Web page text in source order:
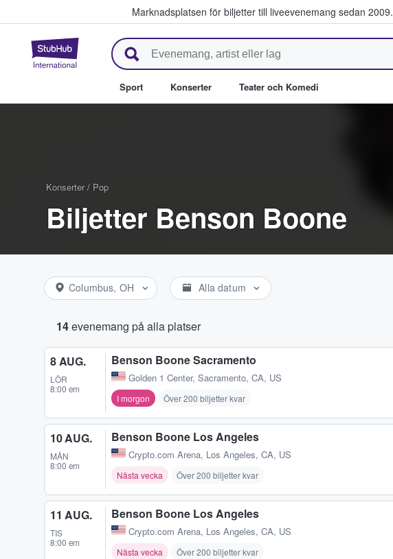
Marknadsplatsen för biljetter till liveevenemang sedan 2009.
StubHub – där fans köper och säljer biljetter.
Sport Konserter Teater och Komedi
Konserter / Pop
Biljetter Benson Boone
Columbus, OH Alla datum
14evenemang på alla platser
8 AUG.
LÖR
8:00 em
Benson Boone Sacramento
Golden 1 Center, Sacramento, CA, US
I morgon Över 200 biljetter kvar
10 AUG.
MÅN
8:00 em
Benson Boone Los Angeles
Crypto.com Arena, Los Angeles, CA, US
Nästa vecka Över 200 biljetter kvar
11 AUG.
TIS
8:00 em
Benson Boone Los Angeles
Crypto.com Arena, Los Angeles, CA, US
Nästa vecka Över 200 biljetter kvar